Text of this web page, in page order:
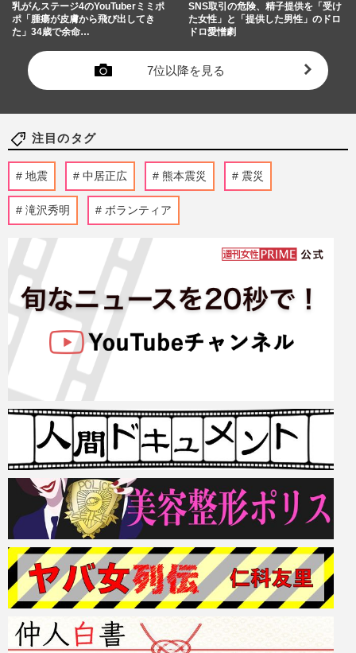
乳がんステージ4のYouTuberミミポ
ポ「腫瘍が皮膚から飛び出してき
た」34歳で余命…
SNS取引の危険、精子提供を「受け
た女性」と「提供した男性」のドロ
ドロ愛憎劇
7位以降を見る
注目のタグ
地震 中居正広 熊本震災 震災
滝沢秀明 ボランティア